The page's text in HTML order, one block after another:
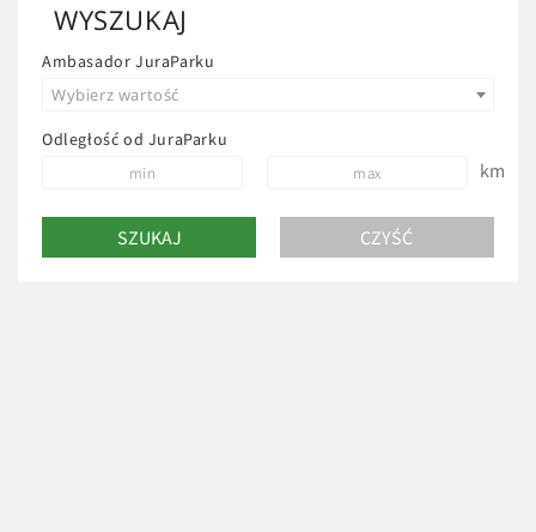
WYSZUKAJ
Ambasador JuraParku
Wybierz wartość
Odległość od JuraParku
km